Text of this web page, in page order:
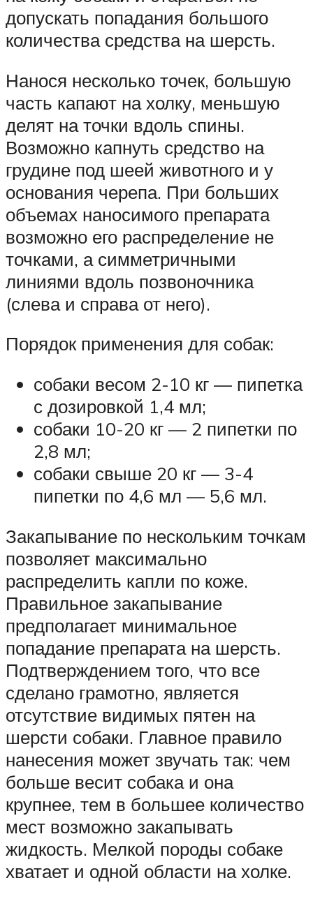
допускать попадания большого
количества средства на шерсть.
Нанося несколько точек, большую
часть капают на холку, меньшую
делят на точки вдоль спины.
Возможно капнуть средство на
грудине под шеей животного и у
основания черепа. При больших
объемах наносимого препарата
возможно его распределение не
точками, а симметричными
линиями вдоль позвоночника
(слева и справа от него).
Порядок применения для собак:
собаки весом 2-10 кг — пипетка
с дозировкой 1,4 мл;
собаки 10-20 кг — 2 пипетки по
2,8 мл;
собаки свыше 20 кг — 3-4
пипетки по 4,6 мл — 5,6 мл.
Закапывание по нескольким точкам
позволяет максимально
распределить капли по коже.
Правильное закапывание
предполагает минимальное
попадание препарата на шерсть.
Подтверждением того, что все
сделано грамотно, является
отсутствие видимых пятен на
шерсти собаки. Главное правило
нанесения может звучать так: чем
больше весит собака и она
крупнее, тем в большее количество
мест возможно закапывать
жидкость. Мелкой породы собаке
хватает и одной области на холке.